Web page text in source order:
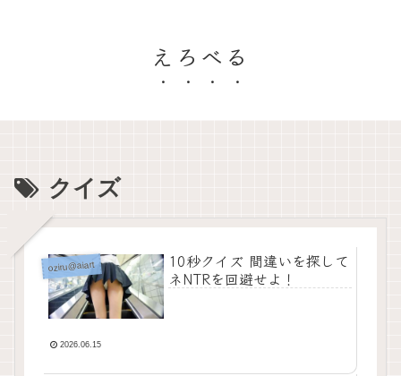
えろべる
クイズ
oziru@aiart
10秒クイズ 間違いを探して
ネNTRを回避せよ！
2026.06.15